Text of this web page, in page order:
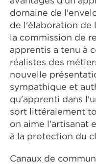
domaine de
de l'élaboration de
la commission de
apprentis a tenu à
réalistes des
nouvelle
sympathique et
qu'apprenti dans
sort littéralement
on aime l'artisanat
à la protection du
Canaux de